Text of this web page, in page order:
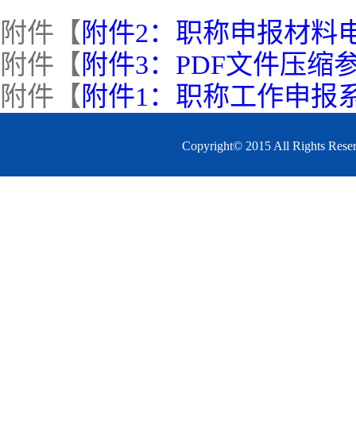
附件【 附件2：职称申报材料
附件【 附件3：PDF文件压缩
附件【 附件1：职称工作申报
Copyright© 2015 All Rights
.